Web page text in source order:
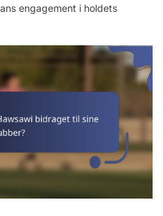
engagement i holdets